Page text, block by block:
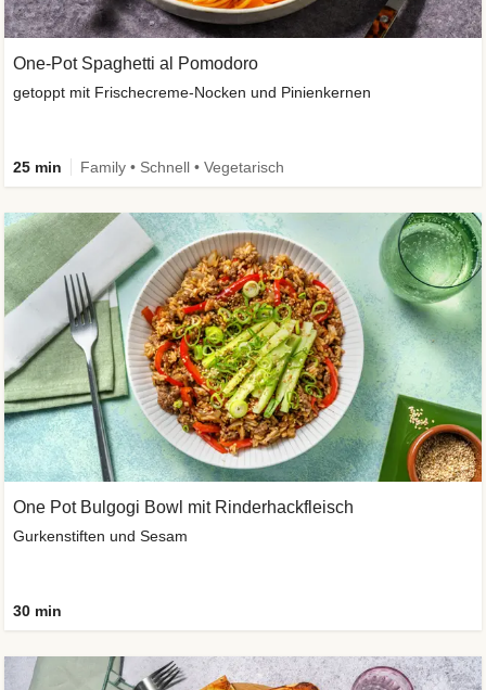
One-Pot Spaghetti al Pomodoro
getoppt mit Frischecreme-Nocken und Pinienkernen
25 min Family • Schnell • Vegetarisch
One Pot Bulgogi Bowl mit Rinderhackfleisch
Gurkenstiften und Sesam
30 min